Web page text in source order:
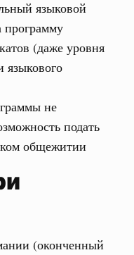
языковой
программу
(даже уровня
языкового
не
подать
общежитии
(оконченный